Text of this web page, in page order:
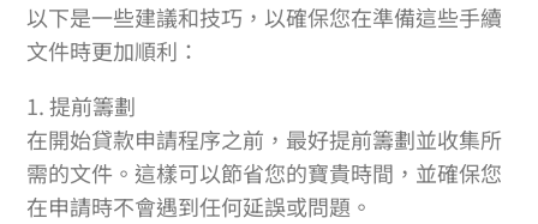
以下是一些建議和技巧，以確保您在準備這些手續
文件時更加順利：
1. 提前籌劃
在開始貸款申請程序之前，最好提前籌劃並收集所
需的文件。這樣可以節省您的寶貴時間，並確保您
在申請時不會遇到任何延誤或問題。